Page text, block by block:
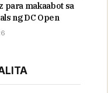
para makaabot sa
ng DC Open